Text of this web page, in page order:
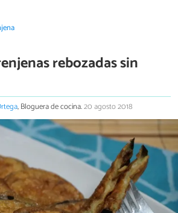
rebozadas sin
, Bloguera de cocina.20 agosto 2018